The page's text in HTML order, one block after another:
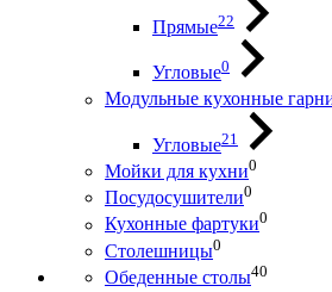
Прямые22
Угловые0
Модульные кухонные
Угловые21
Мойки для кухни0
Посудосушители0
Кухонные фартуки0
Столешницы0
Обеденные столы40